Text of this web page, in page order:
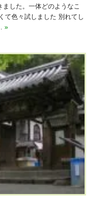
した。一体どのようなこ
て色々試しました 別れてし
»